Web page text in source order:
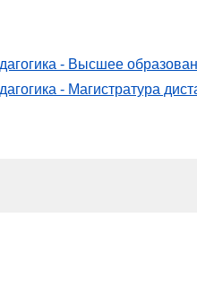
- Высшее
- Магистратура